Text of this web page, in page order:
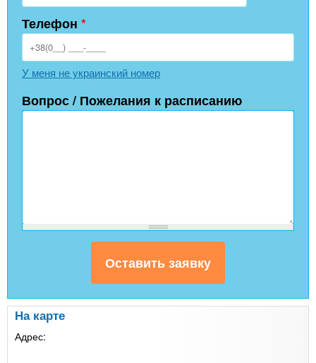
Телефон *
У меня не украинский номер
Вопрос / Пожелания к расписанию
На карте
Адрес: